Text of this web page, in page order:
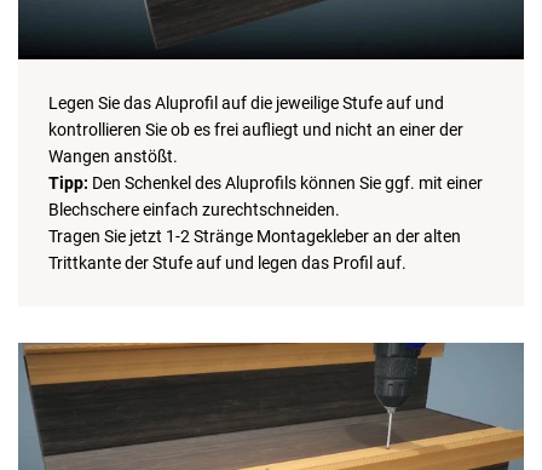
Legen Sie das Aluprofil auf die jeweilige Stufe auf und
kontrollieren Sie ob es frei aufliegt und nicht an einer der
Wangen anstößt.
Tipp: Den Schenkel des Aluprofils können Sie ggf. mit einer
Blechschere einfach zurechtschneiden.
Tragen Sie jetzt 1-2 Stränge Montagekleber an der alten
Trittkante der Stufe auf und legen das Profil auf.